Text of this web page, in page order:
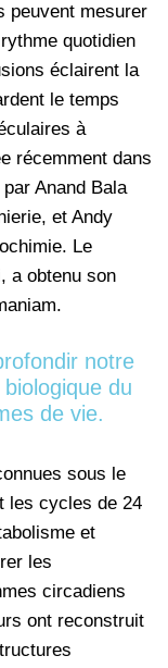
peuvent mesurer
quotidien
éclairent la
le temps
à
récemment dans
Anand Bala
et Andy
Le
a obtenu son
notre
du
de vie.
sous le
les cycles de 24
et
les
circadiens
ont reconstruit